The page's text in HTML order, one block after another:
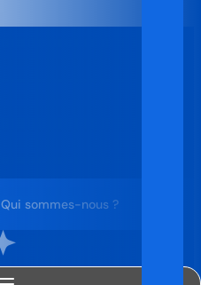
Qui sommes-nous ?